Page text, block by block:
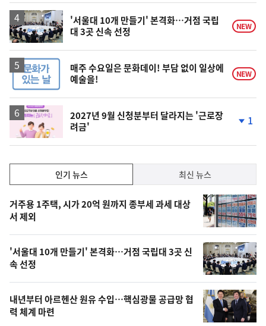
하
락
'서울대 10개 만들기' 본격화…거점 국립
대 3곳 신속 선정
NEW
매주 수요일은 문화데이! 부담 없이 일상에
예술을!
NEW
2027년 9월 신청분부터 달라지는 '근로장
려금'
하
락
1
기,
최
신,
오
늘
의
영
상
인기 뉴스 최신 뉴스
기
뉴
스
거주용 1주택, 시가 20억 원까지 종부세 과세 대상
서 제외
'서울대 10개 만들기' 본격화…거점 국립대 3곳 신
속 선정
내년부터 아르헨산 원유 수입…핵심광물 공급망 협
력 체계 마련